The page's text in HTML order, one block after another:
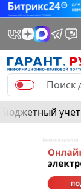
Бюджетный учет